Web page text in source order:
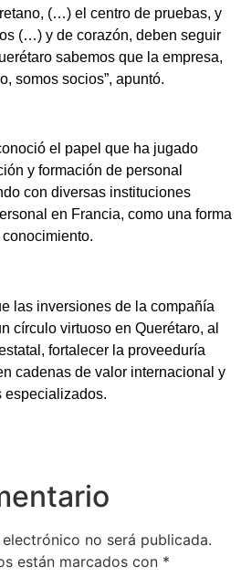
(…) el centro de pruebas, y
(…) y de corazón, deben seguir
sabemos que la empresa,
somos socios”, apuntó.
el papel que ha jugado
y formación de personal
con diversas instituciones
en Francia, como una forma
las inversiones de la compañía
círculo virtuoso en Querétaro, al
fortalecer la proveeduría
cadenas de valor internacional y
especializados.
no será publicada.
están marcados con *